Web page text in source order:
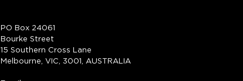
PO Box 24061
Bourke Street
15 Southern Cross Lane
Melbourne, VIC, 3001, AUSTRALIA